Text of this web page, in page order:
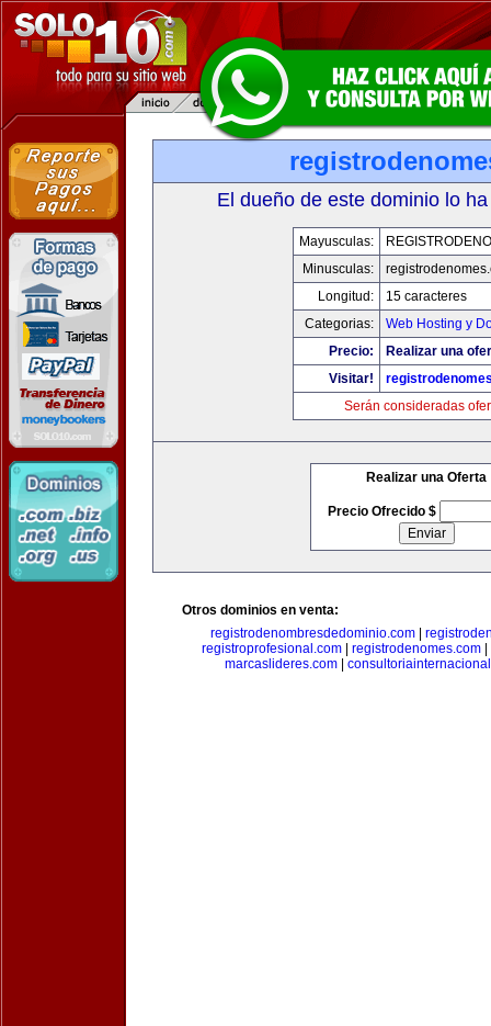
El dueño de este dominio lo
Mayusculas:
Minusculas:
Longitud:
15 caracteres
Categorias:
Web Hosting y
Precio:
Realizar una
Visitar!
Serán consideradas
Realizar una Oferta
Precio Ofrecido $
Otros dominios en venta:
registrodenombresdedominio.com|
registroprofesional.com| registrodenomes.com|
marcaslideres.com